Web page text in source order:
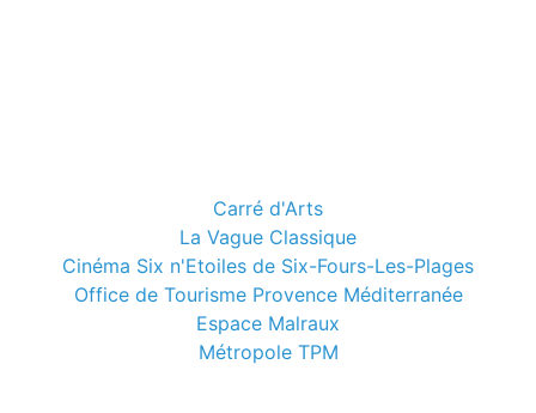
Carré d'Arts
La Vague Classique
Cinéma Six n'Etoiles de Six-Fours-Les-Plages
Office de Tourisme Provence Méditerranée
Espace Malraux
Métropole TPM